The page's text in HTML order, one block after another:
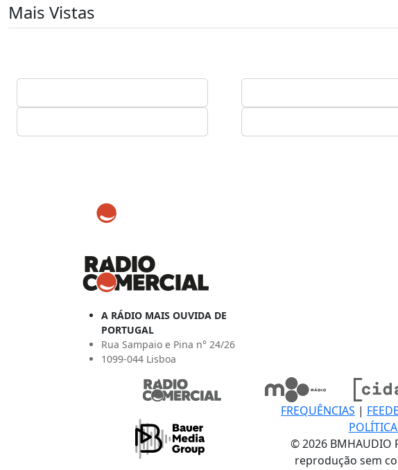
Mais Vistas
A RÁDIO MAIS OUVIDA DE
PORTUGAL
Rua Sampaio e Pina n° 24/26
1099-044 Lisboa
FREQUÊNCIAS |
© 2026 BMHAUDIO
reprodução sem